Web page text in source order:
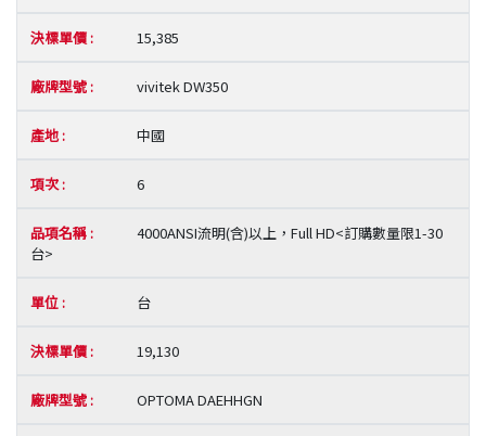
15,385
vivitek DW350
中國
6
4000ANSI流明(含)以上，Full HD<訂購數量限1-30
台>
台
19,130
OPTOMA DAEHHGN